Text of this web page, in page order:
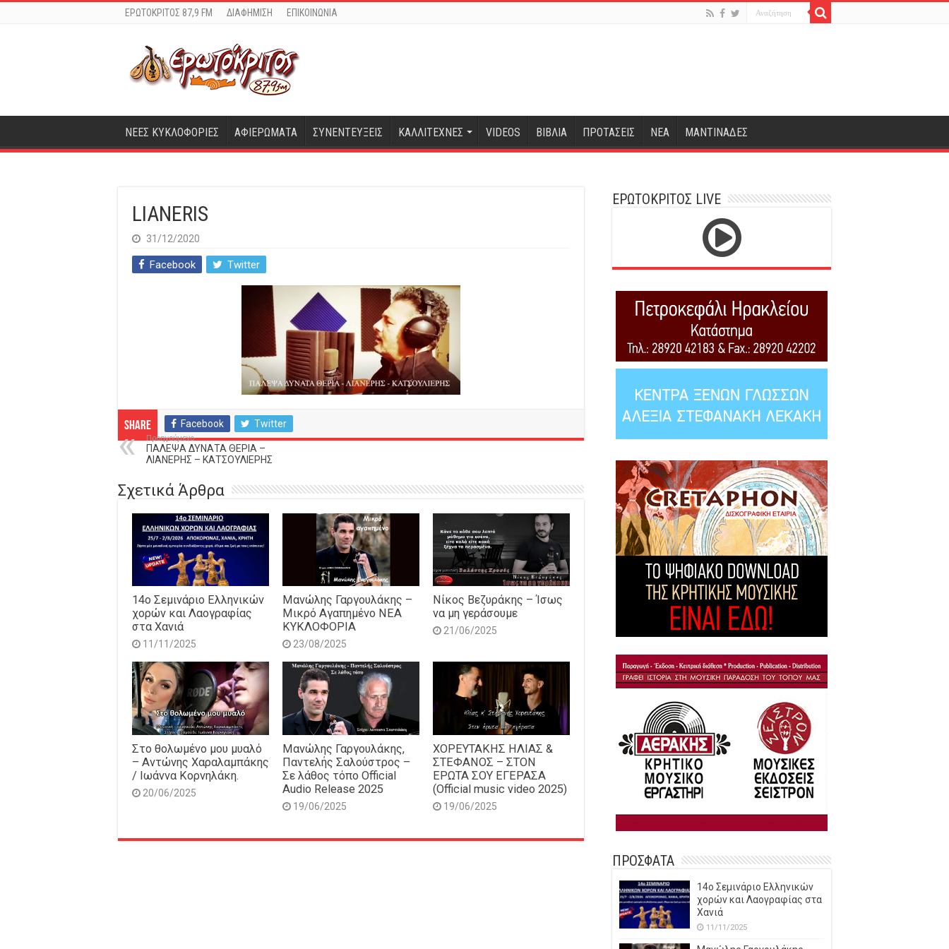
ΕΡΩΤΟΚΡΙΤΟΣ 87,9 FM ΔΙΑΦΗΜΙΣΗ ΕΠΙΚΟΙΝΩΝΙΑ
ΝΕΕΣ ΚΥΚΛΟΦΟΡΙΕΣ ΑΦΙΕΡΩΜΑΤΑ ΣΥΝΕΝΤΕΥΞΕΙΣ ΚΑΛΛΙΤΕΧΝΕΣ VIDEOS ΒΙΒΛΙΑ ΠΡΟΤΑΣΕΙΣ ΝΕΑ ΜΑΝΤΙΝΑΔΕΣ
LIANERIS
31/12/2020
Facebook Twitter
Share Facebook Twitter
Προηγούμενο
ΠΑΛΕΨΑ ΔΥΝΑΤΑ ΘΕΡΙΑ –
ΛΙΑΝΕΡΗΣ – ΚΑΤΣΟΥΛΙΕΡΗΣ
Σχετικά Άρθρα
14o Σεμινάριο Ελληνικών
χορών και Λαογραφίας
στα Χανιά
11/11/2025
Μανώλης Γαργουλάκης –
Μικρό Αγαπημένο NEΑ
ΚΥΚΛΟΦΟΡΙΑ
23/08/2025
Νίκος Βεζυράκης – Ίσως
να μη γεράσουμε
21/06/2025
Στο θολωμένο μου μυαλό
– Αντώνης Χαραλαμπάκης
/ Ιωάννα Κορνηλάκη.
20/06/2025
Μανώλης Γαργουλάκης,
Παντελής Σαλούστρος –
Σε λάθος τόπο Official
Audio Release 2025
19/06/2025
ΧΟΡΕΥΤΑΚΗΣ ΗΛΙΑΣ &
ΣΤΕΦΑΝΟΣ – ΣΤΟΝ
ΕΡΩΤΑ ΣΟΥ ΕΓΕΡΑΣΑ
(Official music video 2025)
19/06/2025
ΕΡΩΤΟΚΡΙΤΟΣ LIVE
ΠΡΟΣΦΑΤΑ
14o Σεμινάριο Ελληνικών
χορών και Λαογραφίας στα
Χανιά
11/11/2025